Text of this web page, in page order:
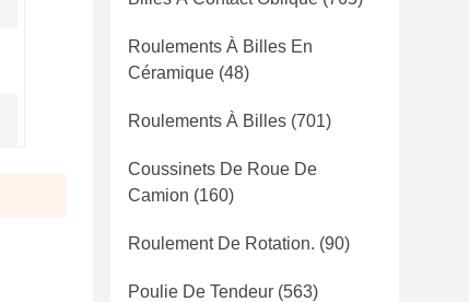
Roulements À Billes En
Céramique (48)
Roulements À Billes (701)
Coussinets De Roue De
Camion (160)
Roulement De Rotation. (90)
Poulie De Tendeur (563)